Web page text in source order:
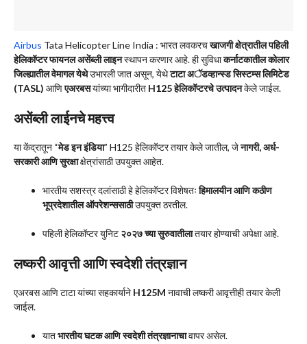
Airbus Tata Helicopter Line India : भारत लवकरचखाजगी क्षेत्रातील पहिली
हेलिकॉप्टर फायनल असेंब्ली लाइनस्थापन करणार आहे. ही सुविधाकर्नाटकातील कोलार
जिल्ह्यातील वेमागल येथेउभारली जात असून, येथेटाटा अॅडव्हान्स्ड सिस्टम्स लिमिटेड
(TASL) आणिएअरबसयांच्या भागीदारीत H125 हेलिकॉप्टरचे उत्पादनकेले जाईल.
असेंब्ली लाईनचे महत्त्व
या केंद्रातून “मेड इन इंडिया” H125 हेलिकॉप्टर तयार केले जातील, जेनागरी, अर्ध-
सरकारी आणि सुरक्षाक्षेत्रांसाठी उपयुक्त आहेत.
भारतीय सशस्त्र दलांसाठी हे हेलिकॉप्टर विशेषतःहिमालयीन आणि कठीण
भूप्रदेशातील ऑपरेशन्ससाठीउपयुक्त ठरतील.
पहिली हेलिकॉप्टर युनिट २०२७ च्या सुरुवातीलातयार होण्याची अपेक्षा आहे.
लष्करी आवृत्ती आणि स्वदेशी तंत्रज्ञान
एअरबस आणि टाटा यांच्या सहकार्याने H125M नावाची लष्करी आवृत्तीही तयार केली
जाईल.
यातभारतीय घटक आणि स्वदेशी तंत्रज्ञानाचावापर असेल.